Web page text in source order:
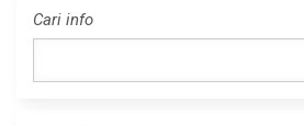
Cari info